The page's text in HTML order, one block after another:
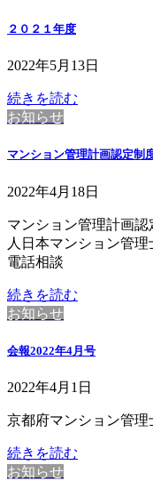
２０２１年度
2022年5月13日
続きを読む
お知らせ
マンション管理計画認定制
2022年4月18日
マンション管理計画
人日本マンション管
電話相談
続きを読む
お知らせ
会報2022年4月号
2022年4月1日
京都府マンション管
続きを読む
お知らせ